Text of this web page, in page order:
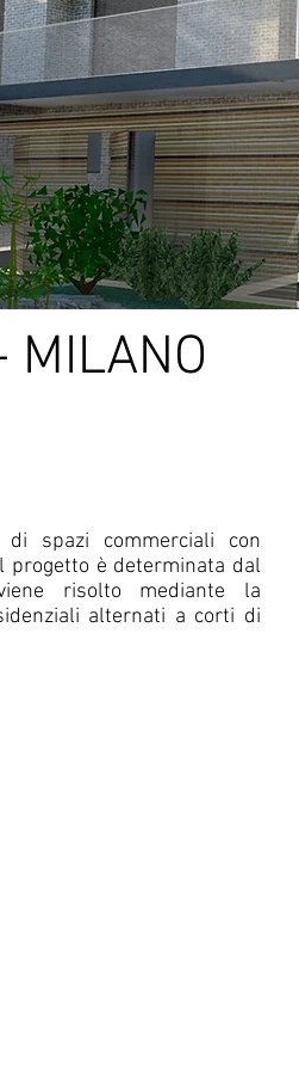
MILANO
spazi commerciali con
progetto è determinata dal
risolto mediante la
alternati a corti di